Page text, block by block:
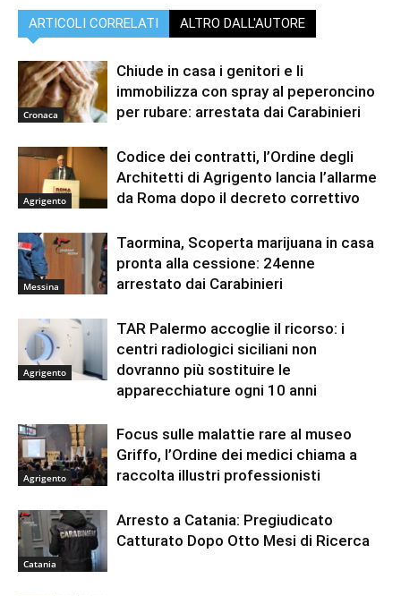
ARTICOLI CORRELATI ALTRO DALL'AUTORE
Cronaca
Chiude in casa i genitori e li
immobilizza con spray al peperoncino
per rubare: arrestata dai Carabinieri
Agrigento
Codice dei contratti, l’Ordine degli
Architetti di Agrigento lancia l’allarme
da Roma dopo il decreto correttivo
Messina
Taormina, Scoperta marijuana in casa
pronta alla cessione: 24enne
arrestato dai Carabinieri
Agrigento
TAR Palermo accoglie il ricorso: i
centri radiologici siciliani non
dovranno più sostituire le
apparecchiature ogni 10 anni
Agrigento
Focus sulle malattie rare al museo
Griffo, l’Ordine dei medici chiama a
raccolta illustri professionisti
Catania
Arresto a Catania: Pregiudicato
Catturato Dopo Otto Mesi di Ricerca